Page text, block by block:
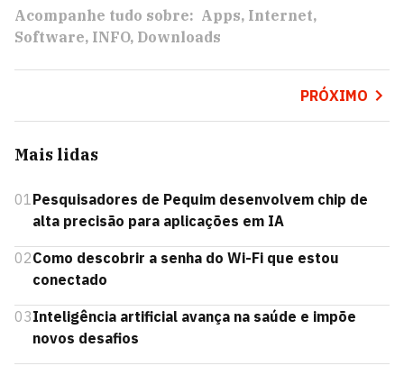
Acompanhe tudo sobre: Apps Internet
Software INFO Downloads
PRÓXIMO
Mais lidas
01Pesquisadores de Pequim desenvolvem chip de
alta precisão para aplicações em IA
02Como descobrir a senha do Wi-Fi que estou
conectado
03Inteligência artificial avança na saúde e impõe
novos desafios